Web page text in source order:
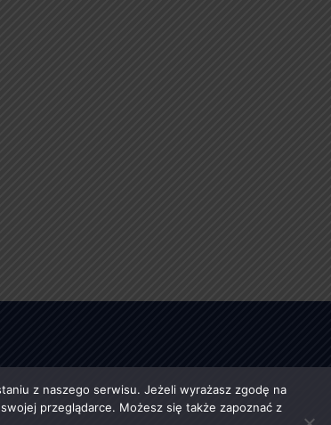
z naszego serwisu. Jeżeli wyrażasz zgodę na
przeglądarce. Możesz się także zapoznać z